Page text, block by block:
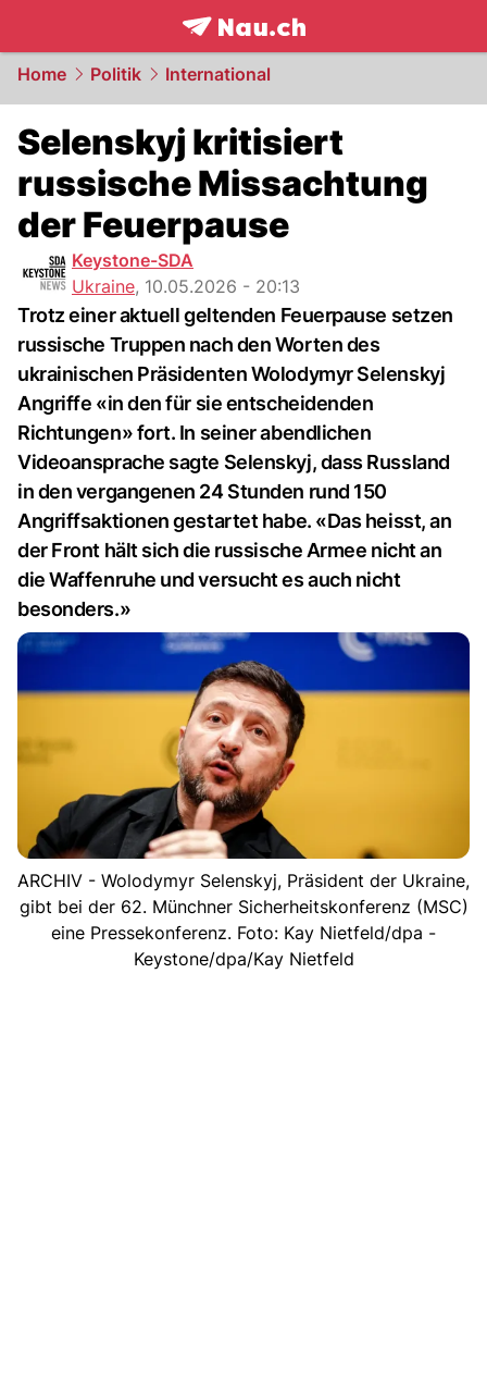
frontpage.NAU.ch
Home Politik International
Selenskyj kritisiert
russische Missachtung
der Feuerpause
Keystone-SDA
Ukraine, 10.05.2026 - 20:13
Trotz einer aktuell geltenden Feuerpause setzen
russische Truppen nach den Worten des
ukrainischen Präsidenten Wolodymyr Selenskyj
Angriffe «in den für sie entscheidenden
Richtungen» fort. In seiner abendlichen
Videoansprache sagte Selenskyj, dass Russland
in den vergangenen 24 Stunden rund 150
Angriffsaktionen gestartet habe. «Das heisst, an
der Front hält sich die russische Armee nicht an
die Waffenruhe und versucht es auch nicht
besonders.»
ARCHIV - Wolodymyr Selenskyj, Präsident der Ukraine,
gibt bei der 62. Münchner Sicherheitskonferenz (MSC)
eine Pressekonferenz. Foto: Kay Nietfeld/dpa -
Keystone/dpa/Kay Nietfeld